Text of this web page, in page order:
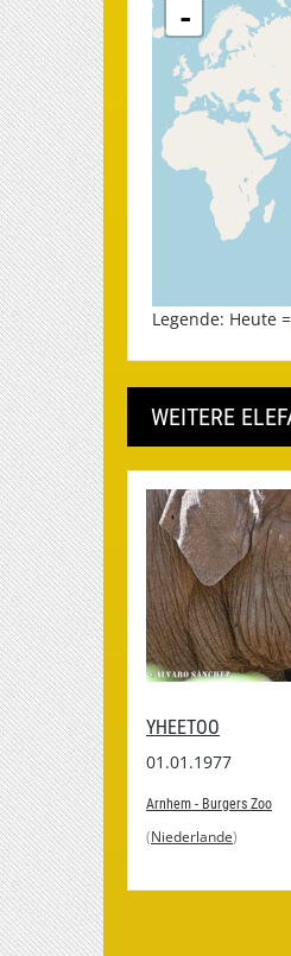
-
Legende: Heute =
WEITERE
YHEETOO
01.01.1977
Arnhem - Burgers Zoo
(Niederlande)